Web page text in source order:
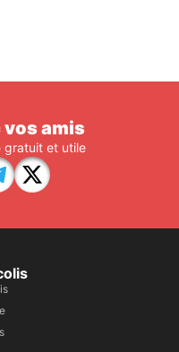
vos amis
gratuit et utile